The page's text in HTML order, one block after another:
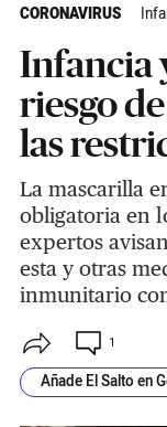
CORONAVIRUS
Infancia
riesgo
las
La mascarilla
obligatoria en
expertos
esta y otras
inmunitario
1
Añade El Salto en